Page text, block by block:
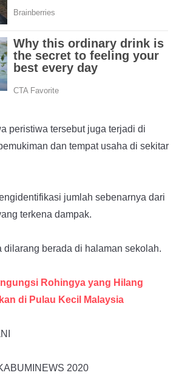
peristiwa tersebut juga terjadi di
dan tempat usaha di sekitar
jumlah sebenarnya dari
terkena dampak.
dilarang berada di halaman sekolah.
Rohingya yang Hilang
di Pulau Kecil Malaysia
2020